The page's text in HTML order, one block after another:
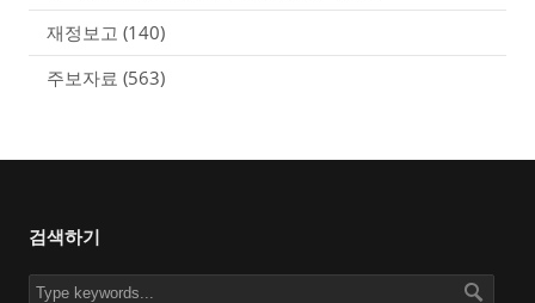
재정보고 (140)
주보자료 (563)
검색하기